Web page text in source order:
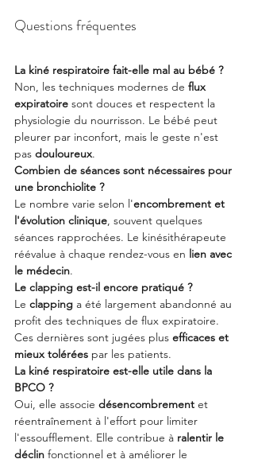
Questions fréquentes
La kiné respiratoire fait-elle mal au bébé ?
Non, les techniques modernes de flux
expiratoire sont douces et respectent la
physiologie du nourrisson. Le bébé peut
pleurer par inconfort, mais le geste n'est
pas douloureux.
Combien de séances sont nécessaires pour
une bronchiolite ?
Le nombre varie selon l'encombrement et
l'évolution clinique, souvent quelques
séances rapprochées. Le kinésithérapeute
réévalue à chaque rendez-vous en lien avec
le médecin.
Le clapping est-il encore pratiqué ?
Le clapping a été largement abandonné au
profit des techniques de flux expiratoire.
Ces dernières sont jugées plus efficaces et
mieux tolérées par les patients.
La kiné respiratoire est-elle utile dans la
BPCO ?
Oui, elle associe désencombrement et
réentraînement à l'effort pour limiter
l'essoufflement. Elle contribue à ralentir le
déclin fonctionnel et à améliorer le